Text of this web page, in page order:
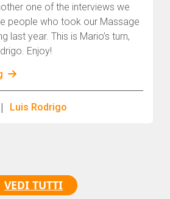
one of the interviews we
people who took our Massage
last year. This is Mario’s turn,
Enjoy!
| Luis Rodrigo
VEDI TUTTI